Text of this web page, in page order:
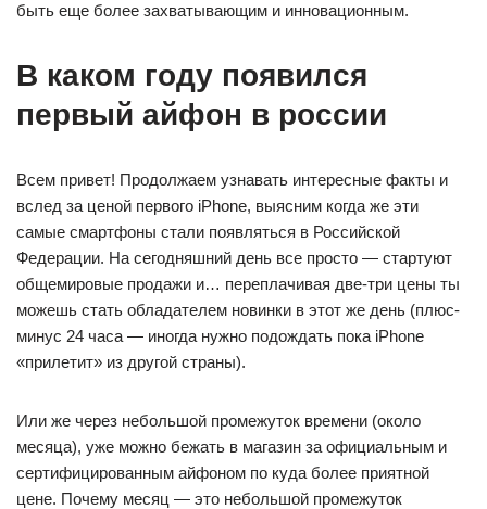
быть еще более захватывающим и инновационным.
В каком году появился
первый айфон в россии
Всем привет! Продолжаем узнавать интересные факты и
вслед за ценой первого iPhone, выясним когда же эти
самые смартфоны стали появляться в Российской
Федерации. На сегодняшний день все просто — стартуют
общемировые продажи и… переплачивая две-три цены ты
можешь стать обладателем новинки в этот же день (плюс-
минус 24 часа — иногда нужно подождать пока iPhone
«прилетит» из другой страны).
Или же через небольшой промежуток времени (около
месяца), уже можно бежать в магазин за официальным и
сертифицированным айфоном по куда более приятной
цене. Почему месяц — это небольшой промежуток